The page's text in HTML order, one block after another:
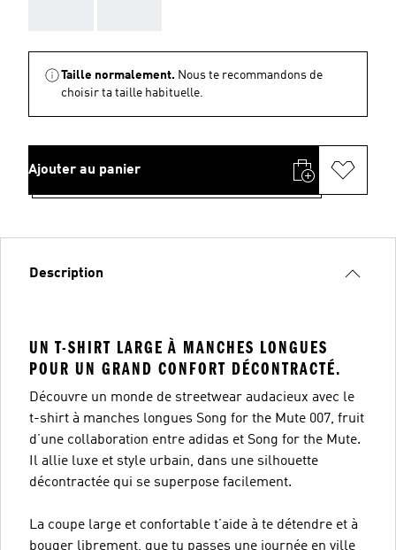
Taille normalement. Nous te recommandons de
choisir ta taille habituelle.
Ajouter au panier
Description
UN T-SHIRT LARGE À MANCHES LONGUES
POUR UN GRAND CONFORT DÉCONTRACTÉ.
Découvre un monde de streetwear audacieux avec le
t-shirt à manches longues Song for the Mute 007, fruit
d’une collaboration entre adidas et Song for the Mute.
Il allie luxe et style urbain, dans une silhouette
décontractée qui se superpose facilement.
La coupe large et confortable t’aide à te détendre et à
bouger librement, que tu passes une journée en ville